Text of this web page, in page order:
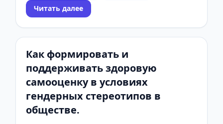
Читать далее
Как формировать и
поддерживать здоровую
самооценку в условиях
гендерных стереотипов в
обществе.